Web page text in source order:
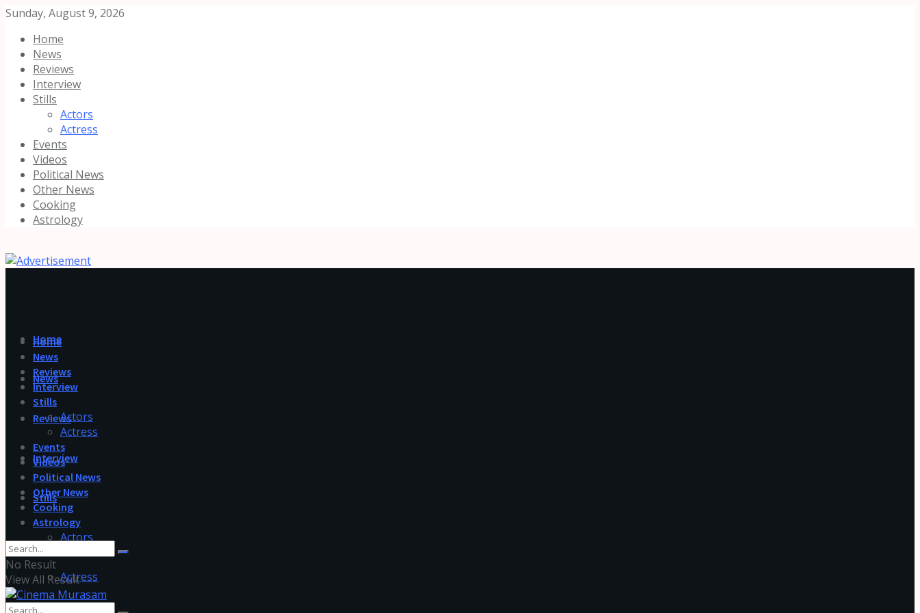
Sunday, August 9, 2026
Home
News
Reviews
Interview
Stills
Actors
Actress
Events
Videos
Political News
Other News
Cooking
Astrology
Home
News
Reviews
Interview
Stills
Actors
Actress
Home
News
Reviews
Interview
Stills
Actors
Actress
Events
Videos
Political News
Other News
Cooking
Astrology
No Result
View All Result